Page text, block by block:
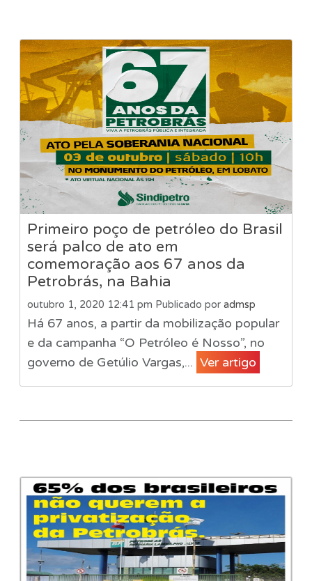
Primeiro poço de petróleo do Brasil
será palco de ato em
comemoração aos 67 anos da
Petrobrás, na Bahia
outubro 1, 2020 12:41 pm Publicado por admsp
Há 67 anos, a partir da mobilização popular
e da campanha “O Petróleo é Nosso”, no
governo de Getúlio Vargas,... Ver artigo